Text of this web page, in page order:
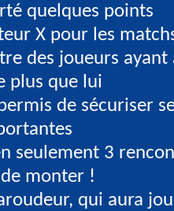
quelques points
X pour les
des joueurs ayant
plus que lui
de sécuriser
seulement 3
monter !
qui aura